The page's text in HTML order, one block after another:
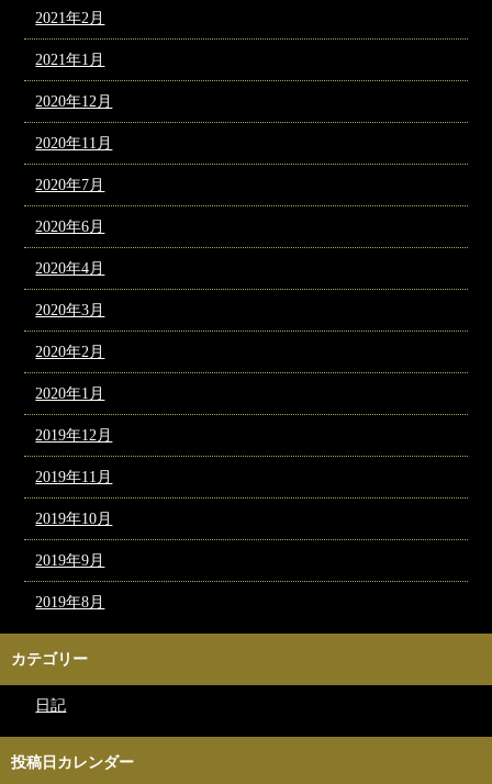
2021年2月
2021年1月
2020年12月
2020年11月
2020年7月
2020年6月
2020年4月
2020年3月
2020年2月
2020年1月
2019年12月
2019年11月
2019年10月
2019年9月
2019年8月
カテゴリー
日記
投稿日カレンダー